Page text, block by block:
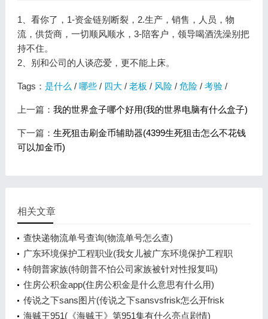
1、看你了，1-资金链别断裂，2.生产，销售，人员，物
流，供货商，一切顺风顺水，3-陪客户，领导喝酒洗澡别把
持不住。
2、别和公司的人谈恋爱，更不能上床。
Tags： 是什么 / 哪些/ 四大/ 老板 / 风险/ 危险/ 考验/
上一篇： 我的世界盒子哪个好用(我的世界电脑有什么盒子)
下一篇： 生死狙击刷金币辅助器(4399生死狙击怎么不花钱
可以加金币)
相关文章
查快递物流单号查询(物流单号怎么查)
广东环境保护工程职业(我女儿被广东环境保护工程职
业学院资源
特朗普家族(特朗普不怕公司家族被针对性报复吗)
住房公积金app(住房公积金是什么意思有什么用)
传说之下sans图片(传说之下sansvsfrisk怎么开frisk
模式)
海贼王951(《海贼王》第951集有什么亮点剧情)